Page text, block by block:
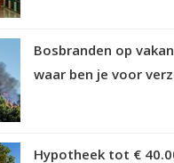
Bosbranden op
waar ben je voor
Hypotheek tot €